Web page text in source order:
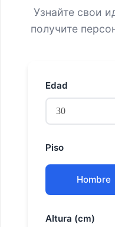
Узнайте свои
получите
Edad
Piso
Hombre
Altura (cm)